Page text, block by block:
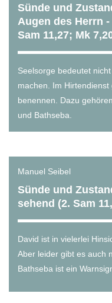
Sünde und
Augen des Herrn
Sam 11,27; Mk
Seelsorge bedeutet
machen. Im
benennen. Dazu
und Bathseba.
Manuel Seibel
Sünde und
sehend (2. Sam
David ist in vielerlei
Aber leider gibt es auch
Bathseba ist ein